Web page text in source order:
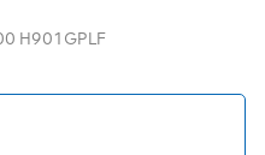
H901GPLF